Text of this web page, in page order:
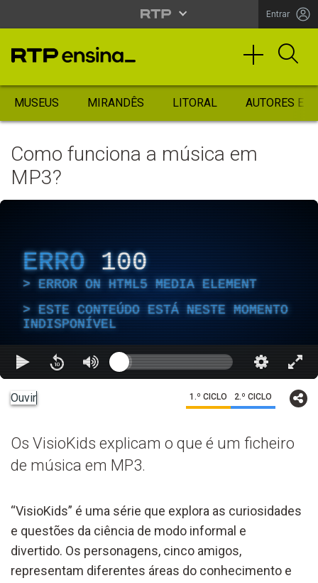
Entrar
MUSEUS MIRANDÊS LITORAL AUTORES
Como funciona a música em
MP3?
ERRO 100
ERROR ON HTML5 MEDIA ELEMENT
ESTE CONTEÚDO ESTÁ NESTE MOMENTO
INDISPONÍVEL
Ouvir 1.º CICLO 2.º CICLO
Os VisioKids explicam o que é um ficheiro
de música em MP3.
“VisioKids” é uma série que explora as curiosidades
e questões da ciência de modo informal e
divertido. Os personagens, cinco amigos,
representam diferentes áreas do conhecimento e